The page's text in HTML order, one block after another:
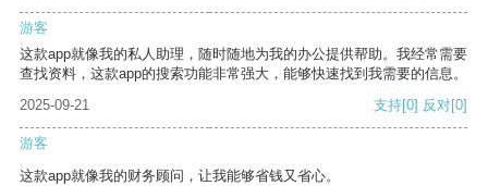
游客
这款app就像我的私人助理，随时随地为我的办公提供帮助。我经常需要
查找资料，这款app的搜索功能非常强大，能够快速找到我需要的信息。
2025-09-21
支持[0] 反对[0]
游客
这款app就像我的财务顾问，让我能够省钱又省心。